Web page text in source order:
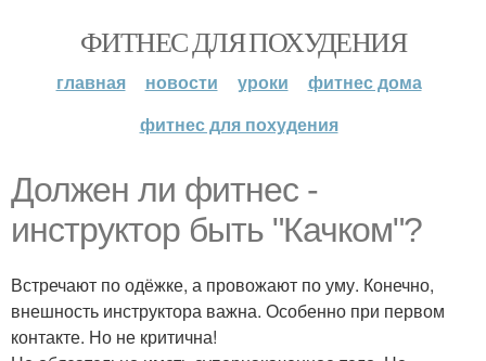
ФИТНЕС ДЛЯ ПОХУДЕНИЯ
главная новости уроки
фитнес дома
фитнес для похудения
Должен ли фитнес -
инструктор быть "Качком"?
Встречают по одёжке, а провожают по уму. Конечно,
внешность инструктора важна. Особенно при первом
контакте. Но не критична!